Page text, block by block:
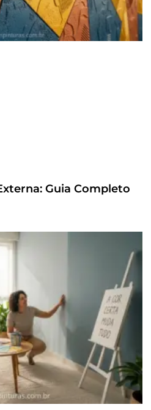
Guia Completo